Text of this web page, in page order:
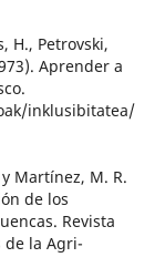
H., Petrovski,
Aprender a
inklusibitatea/
Martínez, M. R.
de los
Revista
de la Agri-